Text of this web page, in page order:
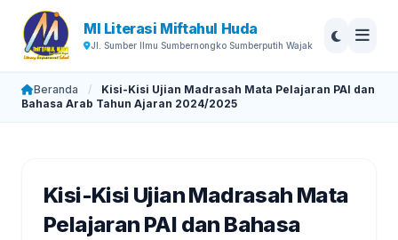
MI Literasi Miftahul Huda
Jl. Sumber Ilmu Sumbernongko Sumberputih Wajak
Beranda /
Kisi-Kisi Ujian Madrasah Mata Pelajaran PAI dan
Bahasa Arab Tahun Ajaran 2024/2025
Kisi-Kisi Ujian Madrasah Mata
Pelajaran PAI dan Bahasa